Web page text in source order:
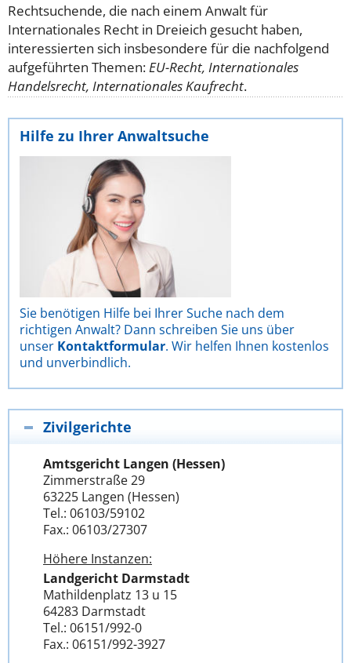
Rechtsuchende, die nach einem Anwalt für
Internationales Recht in Dreieich gesucht haben,
interessierten sich insbesondere für die nachfolgend
aufgeführten Themen: EU-Recht, Internationales
Handelsrecht, Internationales Kaufrecht.
Hilfe zu Ihrer Anwaltsuche
Sie benötigen Hilfe bei Ihrer Suche nach dem
richtigen Anwalt? Dann schreiben Sie uns über
unser Kontaktformular. Wir helfen Ihnen kostenlos
und unverbindlich.
Zivilgerichte
Amtsgericht Langen (Hessen)
Zimmerstraße 29
63225 Langen (Hessen)
Tel.: 06103/59102
Fax.: 06103/27307
Höhere Instanzen:
Landgericht Darmstadt
Mathildenplatz 13 u 15
64283 Darmstadt
Tel.: 06151/992-0
Fax.: 06151/992-3927